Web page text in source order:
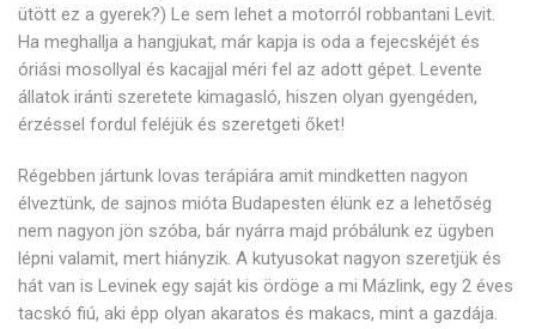
ütött ez a gyerek?) Le sem lehet a motorról robbantani Levit.
Ha meghallja a hangjukat, már kapja is oda a fejecskéjét és
óriási mosollyal és kacajjal méri fel az adott gépet. Levente
állatok iránti szeretete kimagasló, hiszen olyan gyengéden,
érzéssel fordul feléjük és szeretgeti őket!
Régebben jártunk lovas terápiára amit mindketten nagyon
élveztünk, de sajnos mióta Budapesten élünk ez a lehetőség
nem nagyon jön szóba, bár nyárra majd próbálunk ez ügyben
lépni valamit, mert hiányzik. A kutyusokat nagyon szeretjük és
hát van is Levinek egy saját kis ördöge a mi Mázlink, egy 2 éves
tacskó fiú, aki épp olyan akaratos és makacs, mint a gazdája.